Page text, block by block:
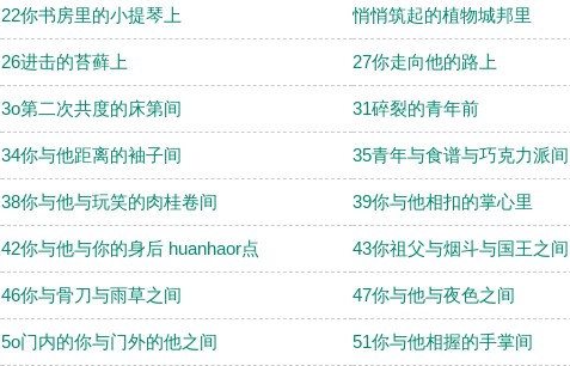
22你书房里的小提琴上 悄悄筑起的植物城邦里
26进击的苔藓上 27你走向他的路上
3o第二次共度的床第间 31碎裂的青年前
34你与他距离的袖子间 35青年与食谱与巧克力派间
38你与他与玩笑的肉桂卷间 39你与他相扣的掌心里
42你与他与你的身后 huanhaor点 43你祖父与烟斗与国王之间
46你与骨刀与雨草之间 47你与他与夜色之间
5o门内的你与门外的他之间 51你与他相握的手掌间